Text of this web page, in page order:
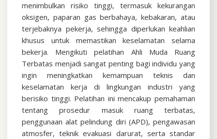
menimbulkan risiko tinggi, termasuk kekurangan
oksigen, paparan gas berbahaya, kebakaran, atau
terjebaknya pekerja, sehingga diperlukan keahlian
khusus untuk memastikan keselamatan selama
bekerja. Mengikuti pelatihan Ahli Muda Ruang
Terbatas menjadi sangat penting bagi individu yang
ingin meningkatkan kemampuan teknis dan
keselamatan kerja di lingkungan industri yang
berisiko tinggi. Pelatihan ini mencakup pemahaman
tentang prosedur masuk ruang terbatas,
penggunaan alat pelindung diri (APD), pengawasan
atmosfer, teknik evakuasi darurat, serta standar